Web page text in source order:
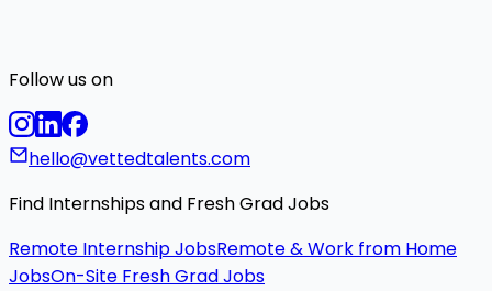
Follow us on
hello@vettedtalents.com
Find Internships and Fresh Grad Jobs
Remote Internship JobsRemote & Work from Home
JobsOn-Site Fresh Grad Jobs